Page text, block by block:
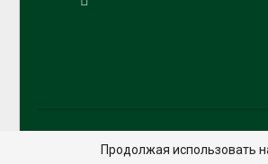
Продолжая использовать